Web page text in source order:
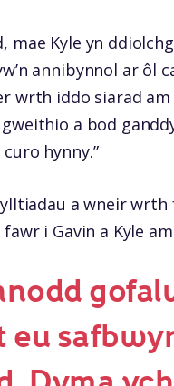
mae Kyle yn
annibynnol ar ôl
wrth iddo siarad
gweithio a bod
hynny.”
a wneir
fawr i Gavin a Kyle
eu